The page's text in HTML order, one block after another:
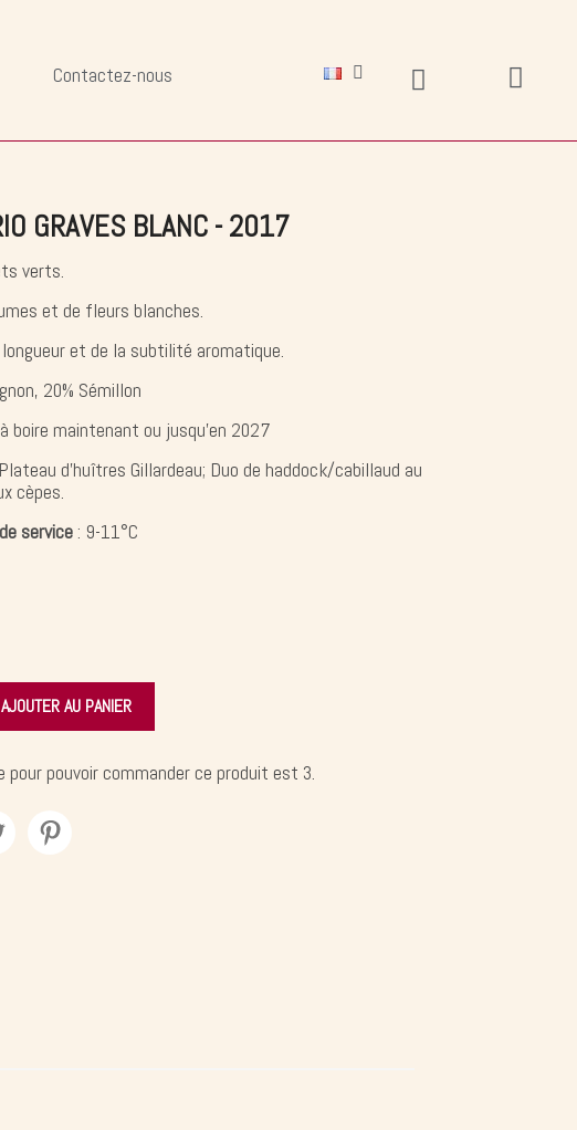
Contactez-nous
GRAVES BLANC - 2017
verts.
et de fleurs blanches.
longueur et de la subtilité aromatique.
20% Sémillon
boire maintenant ou jusqu'en 2027
d'huîtres Gillardeau; Duo de haddock/cabillaud au
cèpes.
service : 9-11°C
AJOUTER AU PANIER
pour pouvoir commander ce produit est 3.